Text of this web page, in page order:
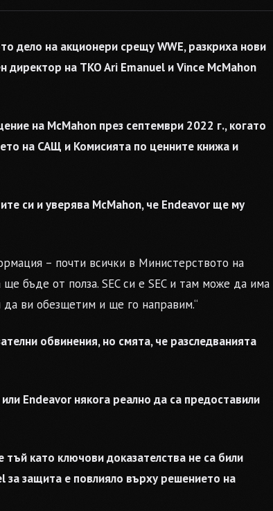
дело на акционери срещу WWE, разкриха нови
директор на TKO Ari Emanuel и Vince McMahon
на McMahon през септември 2022 г., когато
на САЩ и Комисията по ценните книжа и
си и уверява McMahon, че Endeavor ще му
– почти всички в Министерството на
бъде от полза. SEC си е SEC и там може да има
ви обезщетим и ще го направим.“
обвинения, но смята, че разследванията
Endeavor някога реално да са предоставили
като ключови доказателства не са били
за защита е повлияло върху решението на